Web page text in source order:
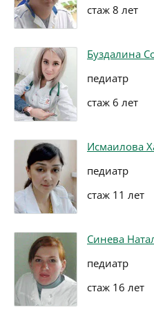
стаж 8 лет
Буздалина
педиатр
стаж 6 лет
Исмаилова
педиатр
стаж 11 лет
Синева
педиатр
стаж 16 лет